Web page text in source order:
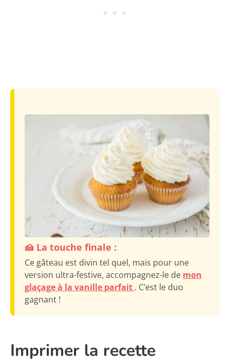
🍰 La touche finale :
Ce gâteau est divin tel quel, mais pour une
version ultra-festive, accompagnez-le de mon
glaçage à la vanille parfait . C’est le duo
gagnant !
Imprimer la recette